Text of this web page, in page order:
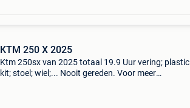
KTM 250 X 2025
Ktm 250sx van 2025 totaal 19.9 Uur vering; plastic
kit; stoel; wiel;... Nooit gereden. Voor meer